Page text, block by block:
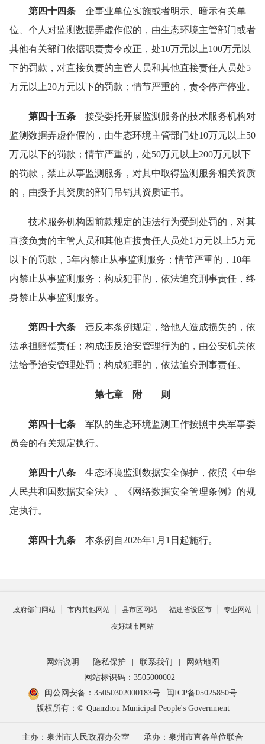
第四十四条 企事业单位实施或者明示、暗示有关单
位、个人对监测数据弄虚作假的，由生态环境主管部门或者
其他有关部门依据职责责令改正，处10万元以上100万元以
下的罚款，对直接负责的主管人员和其他直接责任人员处5
万元以上20万元以下的罚款；情节严重的，责令停产停业。
第四十五条 接受委托开展监测服务的技术服务机构对
监测数据弄虚作假的，由生态环境主管部门处10万元以上50
万元以下的罚款；情节严重的，处50万元以上200万元以下
的罚款，禁止从事监测服务，对其中取得监测服务相关资质
的，由授予其资质的部门吊销其资质证书。
技术服务机构因前款规定的违法行为受到处罚的，对其
直接负责的主管人员和其他直接责任人员处1万元以上5万元
以下的罚款，5年内禁止从事监测服务；情节严重的，10年
内禁止从事监测服务；构成犯罪的，依法追究刑事责任，终
身禁止从事监测服务。
第四十六条 违反本条例规定，给他人造成损失的，依
法承担赔偿责任；构成违反治安管理行为的，由公安机关依
法给予治安管理处罚；构成犯罪的，依法追究刑事责任。
第七章 附 则
第四十七条 军队的生态环境监测工作按照中央军事委
员会的有关规定执行。
第四十八条 生态环境监测数据安全保护，依照《中华
人民共和国数据安全法》、《网络数据安全管理条例》的规
定执行。
第四十九条 本条例自2026年1月1日起施行。
政府部门网站 市内其他网站 县市区网站 福建省设区市
专业网站
友好城市网站
网站说明 隐私保护 联系我们
网站地图
网站标识码：3505000002
闽公网安备：35050302000183号
闽ICP备05025850号
版权所有：© Quanzhou Municipal People's Government
主办：泉州市人民政府办公室 承办：泉州市直各单位联合